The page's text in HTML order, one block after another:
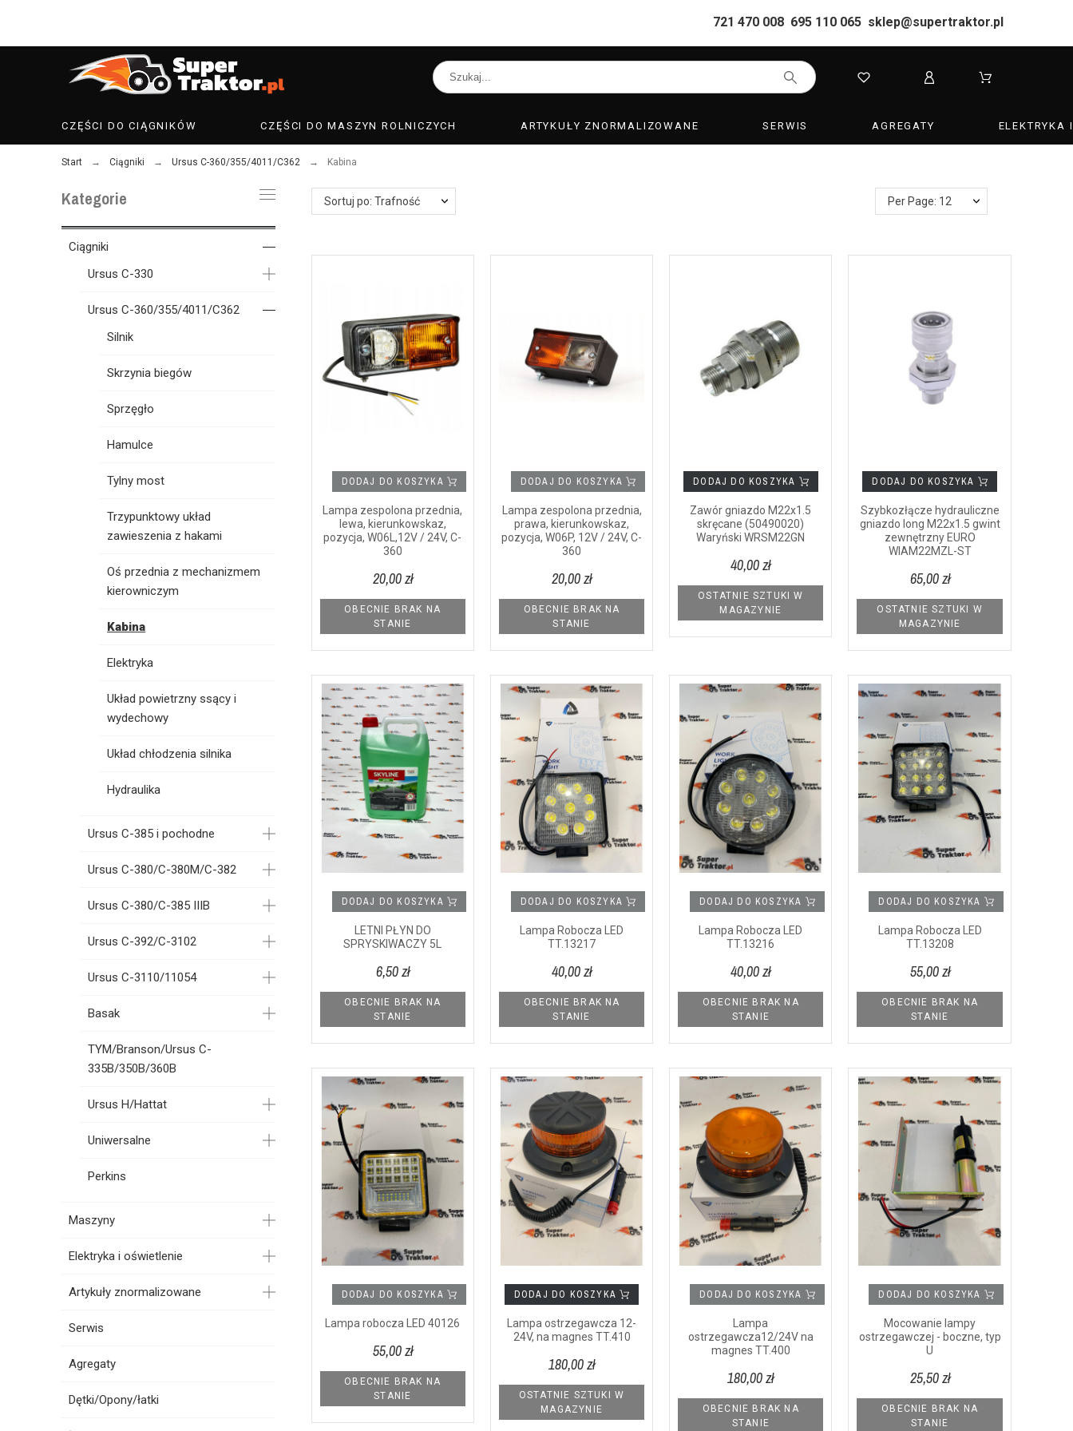
721 470 008 695 110 065 sklep@supertraktor.pl
CZĘŚCI DO CIĄGNIKÓW CZĘŚCI DO MASZYN ROLNICZYCH ARTYKUŁY ZNORMALIZOWANE SERWIS AGREGATY ELEKTRYKA
Start Ciągniki Ursus C-360/355/4011/C362 Kabina
Kategorie
Ciągniki
Ursus C-330
Ursus C-360/355/4011/C362
Silnik
Skrzynia biegów
Sprzęgło
Hamulce
Tylny most
Trzypunktowy układ
zawieszenia z hakami
Oś przednia z mechanizmem
kierowniczym
Kabina
Elektryka
Układ powietrzny ssący i
wydechowy
Układ chłodzenia silnika
Hydraulika
Ursus C-385 i pochodne
Ursus C-380/C-380M/C-382
Ursus C-380/C-385 IIIB
Ursus C-392/C-3102
Ursus C-3110/11054
Basak
TYM/Branson/Ursus C-
335B/350B/360B
Ursus H/Hattat
Uniwersalne
Perkins
Maszyny
Elektryka i oświetlenie
Artykuły znormalizowane
Serwis
Agregaty
Dętki/Opony/łatki
Sortuj po: Trafność Per Page: 12
DODAJ DO KOSZYKA
Lampa zespolona przednia,
lewa, kierunkowskaz,
pozycja, W06L,12V / 24V, C-
360
20,00 zł
OBECNIE BRAK NA
STANIE
DODAJ DO KOSZYKA
Lampa zespolona przednia,
prawa, kierunkowskaz,
pozycja, W06P, 12V / 24V, C-
360
20,00 zł
OBECNIE BRAK NA
STANIE
DODAJ DO KOSZYKA
Zawór gniazdo M22x1.5
skręcane (50490020)
Waryński WRSM22GN
40,00 zł
OSTATNIE SZTUKI W
MAGAZYNIE
DODAJ DO KOSZYKA
Szybkozłącze hydrauliczne
gniazdo long M22x1.5 gwint
zewnętrzny EURO
WIAM22MZL-ST
65,00 zł
OSTATNIE SZTUKI W
MAGAZYNIE
DODAJ DO KOSZYKA
LETNI PŁYN DO
SPRYSKIWACZY 5L
6,50 zł
OBECNIE BRAK NA
STANIE
DODAJ DO KOSZYKA
Lampa Robocza LED
TT.13217
40,00 zł
OBECNIE BRAK NA
STANIE
DODAJ DO KOSZYKA
Lampa Robocza LED
TT.13216
40,00 zł
OBECNIE BRAK NA
STANIE
DODAJ DO KOSZYKA
Lampa Robocza LED
TT.13208
55,00 zł
OBECNIE BRAK NA
STANIE
DODAJ DO KOSZYKA
Lampa robocza LED 40126
55,00 zł
OBECNIE BRAK NA
STANIE
DODAJ DO KOSZYKA
Lampa ostrzegawcza 12-
24V, na magnes TT.410
180,00 zł
OSTATNIE SZTUKI W
MAGAZYNIE
DODAJ DO KOSZYKA
Lampa
ostrzegawcza12/24V na
magnes TT.400
180,00 zł
OBECNIE BRAK NA
STANIE
DODAJ DO KOSZYKA
Mocowanie lampy
ostrzegawczej - boczne, typ
U
25,50 zł
OBECNIE BRAK NA
STANIE